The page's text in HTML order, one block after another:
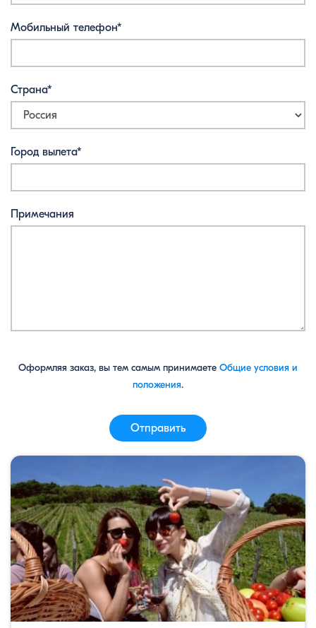
Мобильный телефон*
Страна*
Город вылета*
Примечания
Оформляя заказ, вы тем самым принимаете Общие условия и
положения.
Отправить